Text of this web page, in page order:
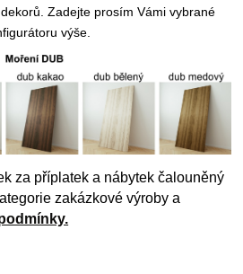
dekorů.Zadejte prosím Vámi vybrané
výše.
za příplatek a nábytek čalouněný
zakázkové výroby a